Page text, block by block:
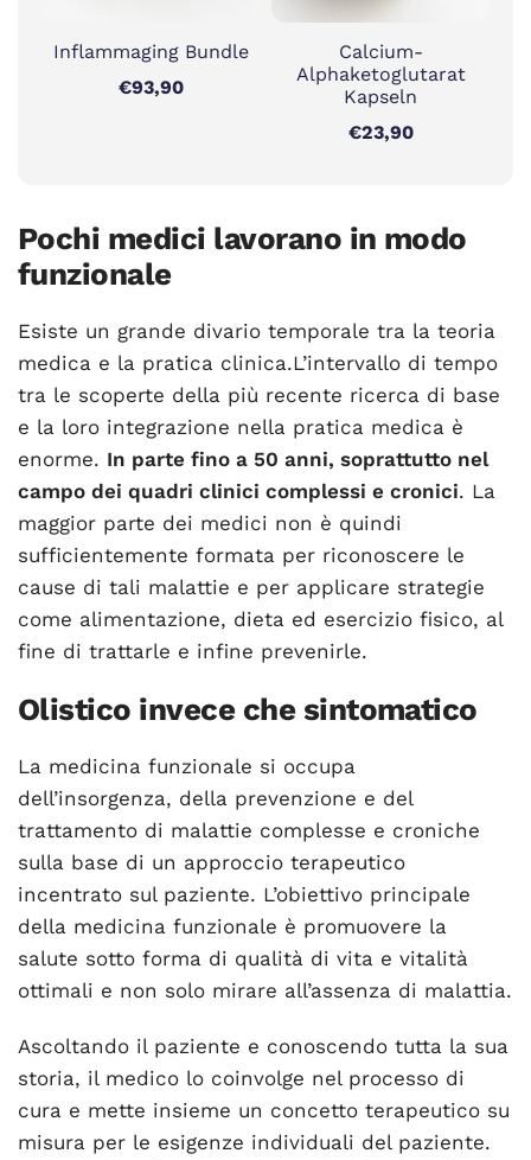
Inflammaging Bundle
€93,90
Calcium-
Alphaketoglutarat
Kapseln
€23,90
Pochi medici lavorano in modo
funzionale
Esiste un grande divario temporale tra la teoria
medica e la pratica clinica.L’intervallo di tempo
tra le scoperte della più recente ricerca di base
e la loro integrazione nella pratica medica è
enorme. In parte fino a 50 anni, soprattutto nel
campo dei quadri clinici complessi e cronici. La
maggior parte dei medici non è quindi
sufficientemente formata per riconoscere le
cause di tali malattie e per applicare strategie
come alimentazione, dieta ed esercizio fisico, al
fine di trattarle e infine prevenirle.
Olistico invece che sintomatico
La medicina funzionale si occupa
dell’insorgenza, della prevenzione e del
trattamento di malattie complesse e croniche
sulla base di un approccio terapeutico
incentrato sul paziente. L’obiettivo principale
della medicina funzionale è promuovere la
salute sotto forma di qualità di vita e vitalità
ottimali e non solo mirare all’assenza di malattia.
Ascoltando il paziente e conoscendo tutta la sua
storia, il medico lo coinvolge nel processo di
cura e mette insieme un concetto terapeutico su
misura per le esigenze individuali del paziente.